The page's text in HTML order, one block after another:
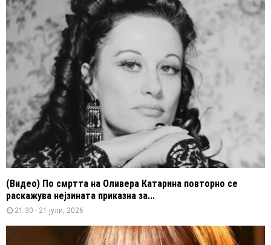
(Видео) По смртта на Оливера Катарина повторно се
раскажува нејзината приказна за...
21:30 - 21 јули, 2026